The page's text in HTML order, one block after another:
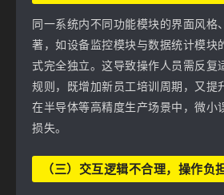
同一系统内不同功能模块的界面风格
著，如设备监控模块与数据统计模块
式完全独立。这导致操作人员需反复
规则，既增加新员工培训周期，又提
在半导体等高精度生产场景中，微小
损失。
（三）交互逻辑不合理，操作负